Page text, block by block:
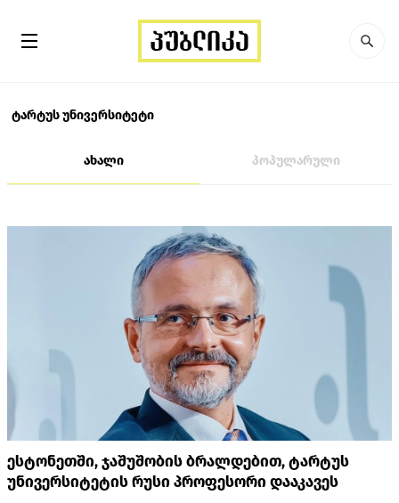
ტარტუს უნივერსიტეტი
ახალი პოპულარული
ესტონეთში, ჯაშუშობის ბრალდებით, ტარტუს
უნივერსიტეტის რუსი პროფესორი დააკავეს